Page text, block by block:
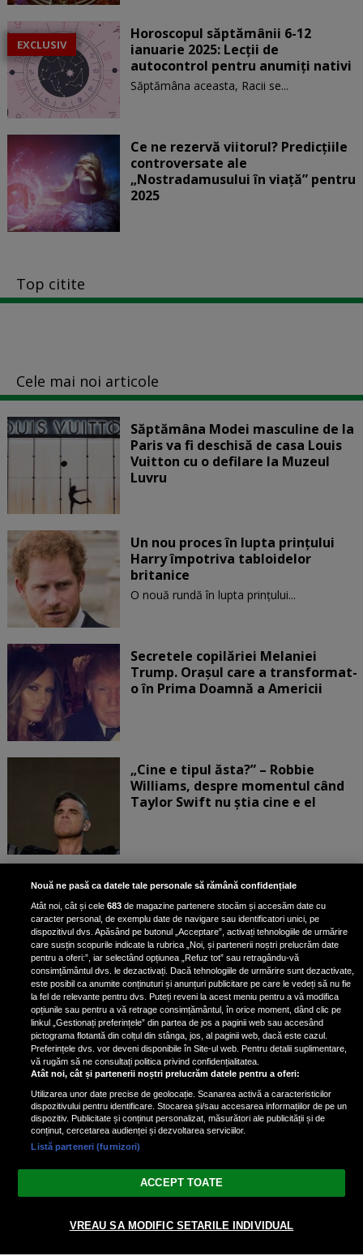
EXCLUSIV
Horoscopul săptămânii 6-12
ianuarie 2025: Lecții de
autocontrol pentru anumiți nativi
Săptămâna aceasta, Racii se...
Ce ne rezervă viitorul? Predicțiile
controversate ale
„Nostradamusului în viață” pentru
2025
Top citite
Cele mai noi articole
Săptămâna Modei masculine de la
Paris va fi deschisă de casa Louis
Vuitton cu o defilare la Muzeul
Luvru
Un nou proces în lupta prinţului
Harry împotriva tabloidelor
britanice
O nouă rundă în lupta prinţului...
Secretele copilăriei Melaniei
Trump. Orașul care a transformat-
o în Prima Doamnă a Americii
„Cine e tipul ăsta?” – Robbie
Williams, despre momentul când
Taylor Swift nu știa cine e el
Bruce Dickinson, solistul trupei
Iron Maiden, şi-a arătat talentul
de scrimer la un concurs în Franţa
Nicki Minaj, acuzată de agresiune
de fostul manager: Detalii șocante
din proces
Nicki Minaj le-a lăudat pe...
Vezi varianta Desktop
© 2026 radiodcnews.ro | Toate drepturile rezervate.
Nouă ne pasă ca datele tale personale să rămână confidențiale
Atât noi, cât și cele683 de magazine partenere stocăm și accesăm date cu
caracter personal, de exemplu date de navigare sau identificatori unici, pe
dispozitivul dvs. Apăsând pe butonul „Acceptare”, activați tehnologiile de urmărire
care susțin scopurile indicate la rubrica „Noi, și partenerii noștri prelucrăm date
pentru a oferi:”, iar selectând opțiunea „Refuz tot” sau retragându-vă
consimțământul dvs. le dezactivați. Dacă tehnologiile de urmărire sunt dezactivate,
este posibil ca anumite conținuturi și anunțuri publicitare pe care le vedeți să nu fie
la fel de relevante pentru dvs. Puteți reveni la acest meniu pentru a vă modifica
opțiunile sau pentru a vă retrage consimțământul, în orice moment, dând clic pe
linkul „Gestionați preferințele” din partea de jos a paginii web sau accesând
pictograma flotantă din colțul din stânga, jos, al paginii web, dacă este cazul.
Preferințele dvs. vor deveni disponibile în Site-ul web. Pentru detalii suplimentare,
vă rugăm să ne consultați politica privind confidențialitatea.
Atât noi, cât și partenerii noștri prelucrăm datele pentru a oferi:
Utilizarea unor date precise de geolocație. Scanarea activă a caracteristicilor
dispozitivului pentru identificare. Stocarea și/sau accesarea informațiilor de pe un
dispozitiv. Publicitate și conținut personalizat, măsurători ale publicității și de
conținut, cercetarea audienței și dezvoltarea serviciilor.
Listă parteneri (furnizori)
ACCEPT TOATE
VREAU SA MODIFIC SETARILE INDIVIDUAL